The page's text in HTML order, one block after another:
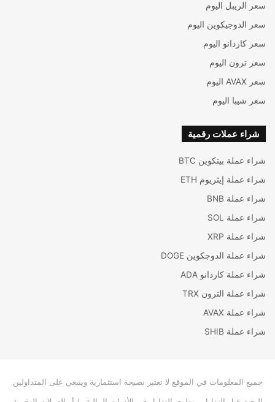
سعر الريبل اليوم
سعر الدوجيكوين اليوم
سعر كاردانو اليوم
سعر ترون اليوم
سعر AVAX اليوم
سعر شيبا اليوم
شراء عملات رقمية
شراء عملة بيتكوين BTC
شراء عملة إيثريوم ETH
شراء عملة BNB
شراء عملة SOL
شراء عملة XRP
شراء عملة الدوجكوين DOGE
شراء عملة كاردانو ADA
شراء عملة الترون TRX
شراء عملة AVAX
شراء عملة SHIB
جميع المعلومات في الموقع لا تعتبر نصيحة استثمارية وينبغي على المتداولين